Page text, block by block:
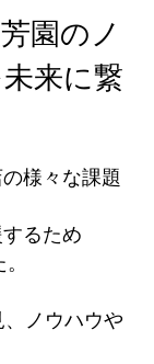
園のノ
来に繋
様々な課題
るため
ノウハウや